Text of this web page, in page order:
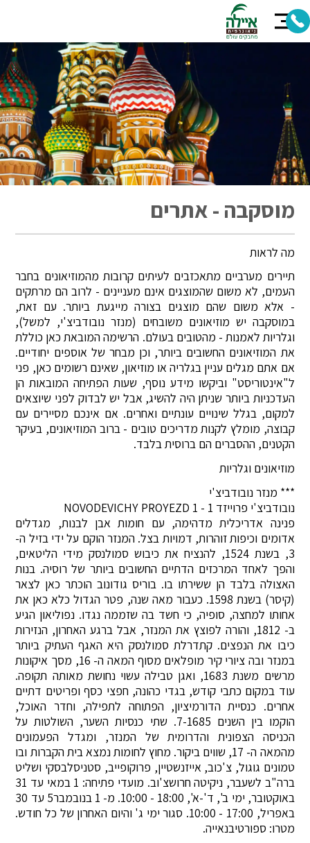
מוסקבה - אתרים
מה לראות
תיירים מערביים מתאכזבים לעיתים קרובות מהמוזיאונים בחבר
העמים, לא משום שהמוצגים אינם מעניינים - לרוב הם מרתקים
- אלא משום שהם מוצגים בצורה מייגעת ביותר. עם זאת,
במוסקבה יש מוזיאונים משובחים (מנזר נובודביצ'י, למשל),
וגלריות לאמנות - מהטובים בעולם. הרשימה המובאת כאן כוללת
את המוזיאונים החשובים ביותר, וכן מבחר של אוספים יחודיים.
אם אתם מגלים עניין בגלריה או מוזיאון, שאינם רשומים כאן, פני
ל"אינטוריסט" וביקשו מידע נוסף, שעות הפתיחה המובאות הן
העדכניות ביותר שניתן היה להשיג, אבל יש לבדוק לפני שיוצאים
למקום, בגלל שינויים עונתיים ואחרים. אם אינכם מסיירים עם
קבוצה, מומלץ לקנות מדריכים טובים - ברוב המוזיאונים, בעיקר
הקטנים, ההסברים הם ברוסית בלבד.
מוזיאונים וגלריות
*** מנזר נובודביצ'י
נובודביצ'י פרוייזד 1 - NOVODEVICHY PROYEZD 1
פנינה אדריכלית מדהימה, עם חומות אבן לבנות, מגדלים
אדומים וכיפות זוהרות, דמויות בצל. המנזר הוקם על ידי בזיל ה-
3, בשנת 1524, להנציח את כיבוש סמולנסק מידי הליטאים,
והפך לאחד המרכזים הדתיים החשובים ביותר של רוסיה. בנות
האצולה בלבד הן ששירתו בו. בוריס גודונוב הוכתר כאן לצאר
(קיסר) בשנת 1598. כעבור מאה שנה, פטר הגדול כלא כאן את
אחותו למחצה, סופיה, כי חשד בה שזממה נגדו. נפוליאון הגיע
ב- 1812, והורה לפוצץ את המנזר, אבל ברגע האחרון, הנזירות
כיבו את הנפצים. קתדרלת סמולנסק היא האגף העתיק ביותר
במנזר ובה ציורי קיר מופלאים מסוף המאה ה- 16, מסך איקונות
מרשים משנת 1683, ואגן טבילה עשוי נחושת מאותה תקופה.
עוד במקום כתבי קודש, בגדי כהונה, חפצי כסף ופריטים דתיים
אחרים. כנסיית הדורמיציון, הפתוחה לתפילה, וחדר האוכל,
הוקמו בין השנים 7-1685. שתי כנסיות השער, השולטות על
הכניסה הצפונית והדרומית של המנזר, ומגדל הפעמונים
מהמאה ה- 17, שווים ביקור. מחוץ לחומות נמצא בית הקברות ובו
טמונים גוגול, צ'כוב, אייזנשטיין, פרוקופייב, סטניסלבסקי ושליט
ברה"ב לשעבר, ניקיטה חרושצ'וב. מועדי פתיחה: 1 במאי עד 31
באוקטובר, ימי ב', ד'-א', 18:00 - 10:00. מ- 1 בנובמבר5 עד 30
באפריל, 17:00 - 10:00. סגור ימי ג' והיום האחרון של כל חודש.
מטרו: ספורטיבנאייה.